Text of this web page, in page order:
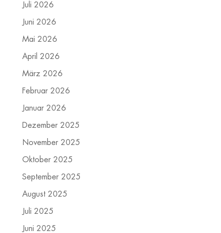
Juli 2026
Juni 2026
Mai 2026
April 2026
März 2026
Februar 2026
Januar 2026
Dezember 2025
November 2025
Oktober 2025
September 2025
August 2025
Juli 2025
Juni 2025